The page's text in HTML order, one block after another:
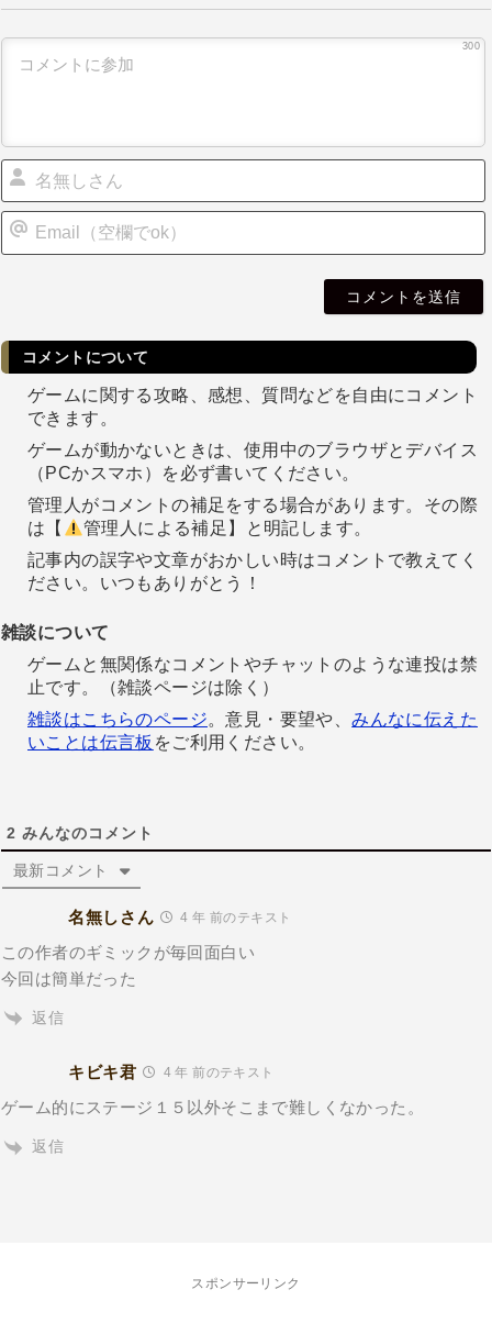
300
コメントについて
ゲームに関する攻略、感想、質問などを自由にコメント
できます。
ゲームが動かないときは、使用中のブラウザとデバイス
（PCかスマホ）を必ず書いてください。
管理人がコメントの補足をする場合があります。その際
は【
管理人による補足】と明記します。
記事内の誤字や文章がおかしい時はコメントで教えてく
ださい。いつもありがとう！
雑談について
ゲームと無関係なコメントやチャットのような連投は禁
止です。（雑談ページは除く）
雑談はこちらのページ。意見・要望や、みんなに伝えた
いことは伝言板 をご利用ください。
2 みんなのコメント
最新コメント
名無しさん 4 年 前のテキスト
この作者のギミックが毎回面白い
今回は簡単だった
返信
キビキ君 4 年 前のテキスト
ゲーム的にステージ１５以外そこまで難しくなかった。
返信
スポンサーリンク